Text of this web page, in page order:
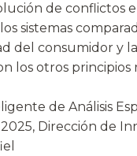
de conflictos
sistemas
del consumidor y
los otros principios
de Análisis
Dirección de